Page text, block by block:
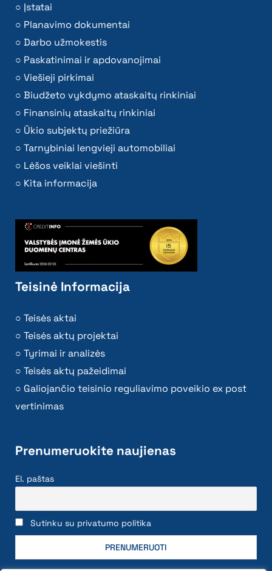
Įstatai
Planavimo dokumentai
Darbo užmokestis
Paskatinimai ir apdovanojimai
Viešieji pirkimai
Biudžeto vykdymo ataskaitų rinkiniai
Finansinių ataskaitų rinkiniai
Ūkio subjektų priežiūra
Tarnybiniai lengvieji automobiliai
Lėšos veiklai viešinti
Kita informacija
Teisinė Informacija
Teisės aktai
Teisės aktų projektai
Tyrimai ir analizės
Teisės aktų pažeidimai
Galiojančio teisinio reguliavimo poveikio ex post
vertinimas
Prenumeruokite naujienas
El. paštas
Sutinku su privatumo politika